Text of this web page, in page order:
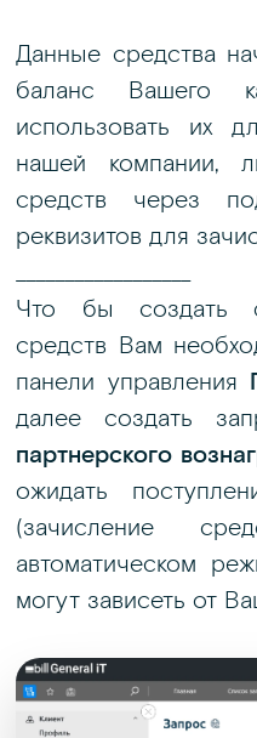
Данные средства
баланс Вашего
использовать их
нашей компании,
средств через
реквизитов для
__________________
Что бы создать
средств Вам
панели управления
далее создать
партнерского
ожидать
(зачисление
автоматическом
могут зависеть от